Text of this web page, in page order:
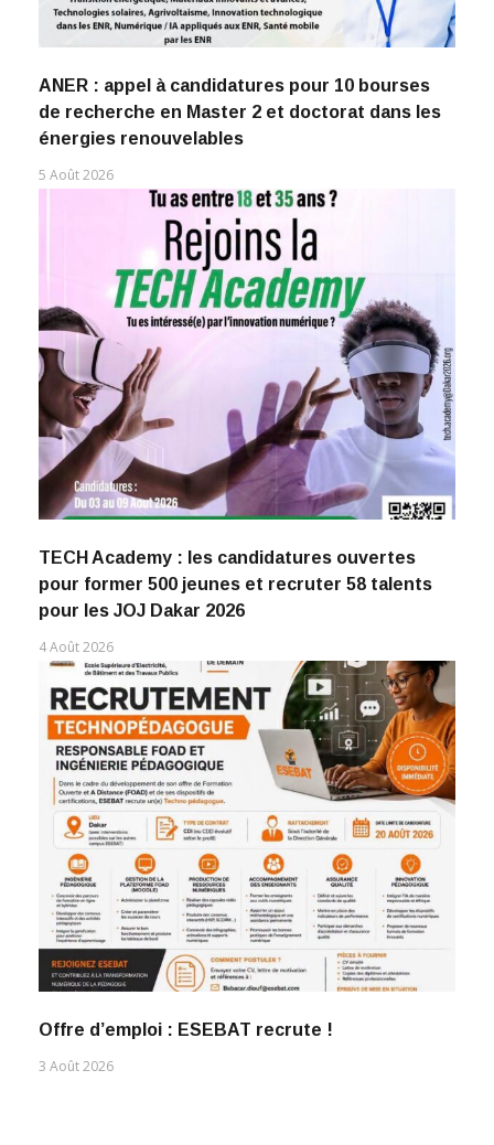
ANER : appel à candidatures pour 10 bourses
de recherche en Master 2 et doctorat dans les
énergies renouvelables
5 Août 2026
TECH Academy : les candidatures ouvertes
pour former 500 jeunes et recruter 58 talents
pour les JOJ Dakar 2026
4 Août 2026
Offre d’emploi : ESEBAT recrute !
3 Août 2026